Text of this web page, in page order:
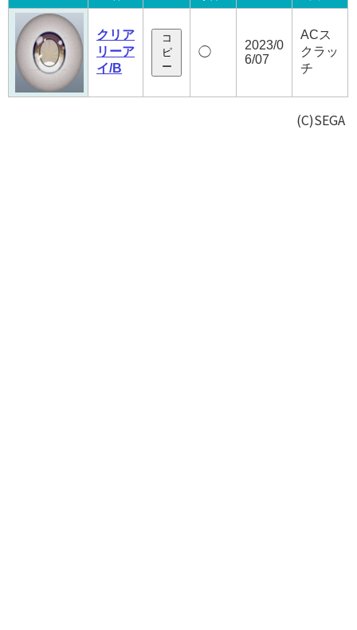
クリア
リーア
イ/B
コ
ピ
ー
◯
2023/0
6/07
ACス
クラッ
チ
(C)SEGA